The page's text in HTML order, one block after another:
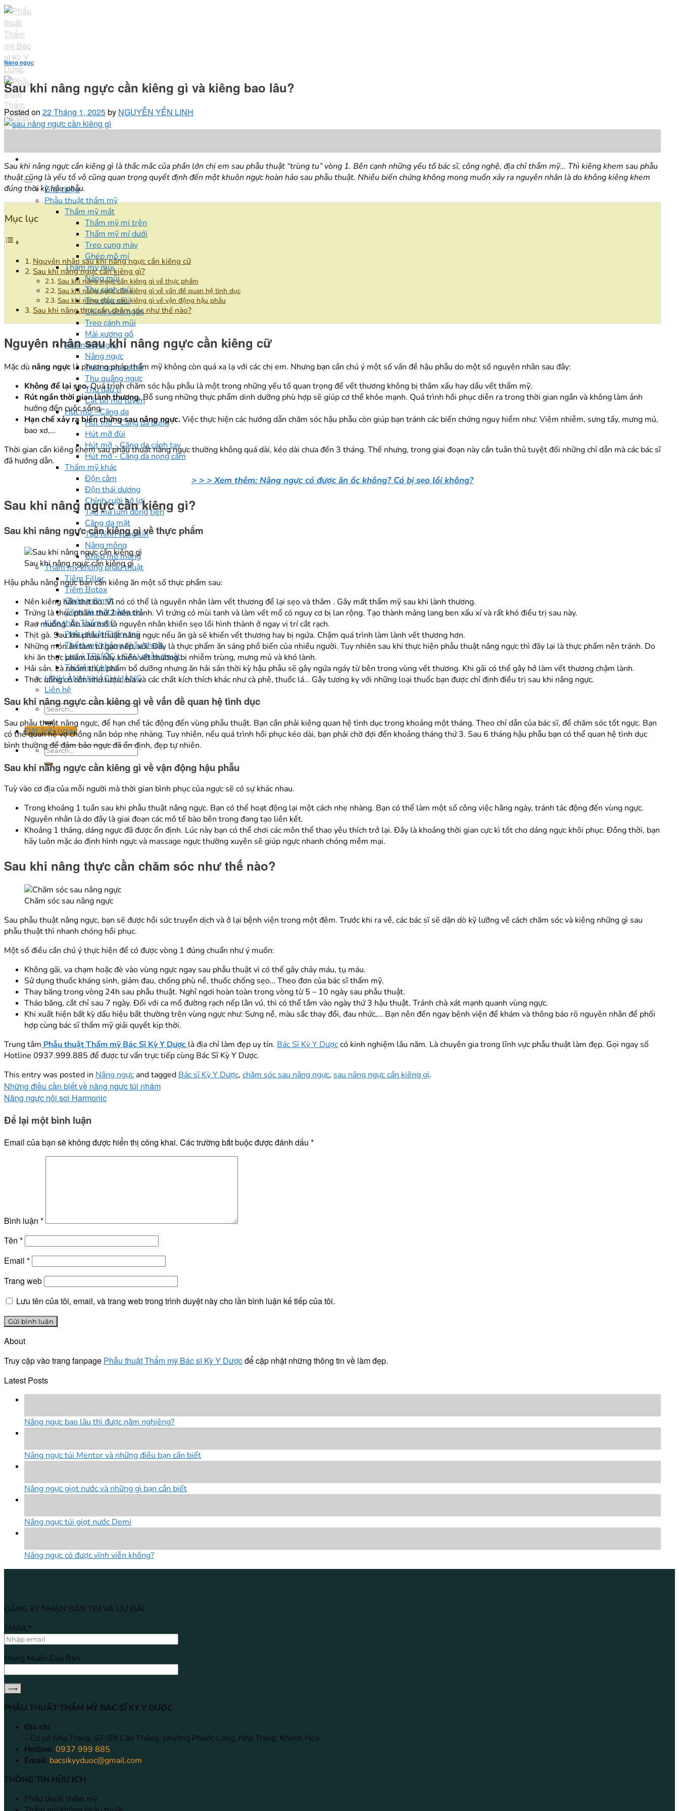
Skip
to
content
Giới thiệu
Phẫu thuật thẩm mỹ
Thẩm mỹ mắt
Thẩm mỹ mí trên
Thẩm mỹ mí dưới
Treo cung mày
Ghép mô mí
Thẩm mỹ mũi
Nâng mũi
Thu cánh mũi
Thu đầu mũi
Chỉnh vách ngăn
Treo cánh mũi
Mài xương gồ
Thẩm mỹ ngực
Nâng ngực
Treo ngực sa trễ
Thu quầng ngực
Thu đầu ti
Cắt bỏ mô tuyến
Hút mỡ - Căng da
Hút mỡ - Căng da bụng
Hút mỡ đùi
Hút mỡ - Căng da cánh tay
Hút mỡ - Căng da nọng cằm
Thẩm mỹ khác
Độn cằm
Độn thái dương
Chỉnh cười hở lợi
Tạo má lúm đồng tiền
Căng da mặt
Tạo hình vùng kín
Nâng mông
Ghép mỡ mông
Thẩm mỹ không phẫu thuật
Tiêm Filler
Tiêm Botox
Ghép mỡ mặt
Căng da mặt bằng chỉ
Kiến thức Thẩm mỹ
Phẫu thuật Thẩm mỹ
Thẩm mỹ không phẫu thuật
Lưu ý TRƯỚC - SAU phẫu thuật
Tài liệu Y khoa
HÌNH ẢNH KHÁCH HÀNG
Liên hệ
Đặt lịch ngay
Nâng ngực
Sau khi nâng ngực cần kiêng gì và kiêng bao lâu?
Posted on 22 Tháng 1, 2025by NGUYỄN YẾN LINH
Sau khi nâng ngực cần kiêng gì là thắc mắc của phần lớn chị em sau phẫu thuật “trùng tu” vòng 1. Bên cạnh những yếu tố bác sĩ, công nghệ, địa chỉ thẩm mỹ… Thì kiêng khem sau phẫu
thuật cũng là yếu tố vô cũng quan trọng quyết định đến một khuôn ngực hoàn hảo sau phẫu thuật. Nhiều biến chứng không mong muốn xảy ra nguyên nhân là do không kiêng khem
đúng thời kỳ hậu phẫu.
Mục lục
Nguyên nhân sau khi nâng ngực cần kiêng cữ
Sau khi nâng ngực cần kiêng gì?
Sau khi nâng ngực cần kiêng gì về thực phẩm
Sau khi nâng ngực cần kiêng gì về vấn đề quan hệ tình dục
Sau khi nâng ngực cần kiêng gì về vận động hậu phẫu
Sau khi nâng thực cần chăm sóc như thế nào?
Nguyên nhân sau khi nâng ngực cần kiêng cữ
Mặc dù nâng ngực là phương pháp thẩm mỹ không còn quá xa lạ với các chị em. Nhưng bạn cần chú ý một số vấn đề hậu phẫu do một số nguyên nhân sau đây:
Không để lại sẹo.Quá trình chăm sóc hậu phẫu là một trong những yếu tố quan trọng để vết thương không bị thâm xấu hay dấu vết thẩm mỹ.
Rút ngắn thời gian lành thương.Bổ sung những thực phẩm dinh dưỡng phù hợp sẽ giúp cơ thể khỏe mạnh. Quá trình hồi phục diễn ra trong thời gian ngắn và không làm ảnh
hưởng đến cuộc sống.
Hạn chế xảy ra biến chứng sau nâng ngực.Việc thực hiện các hướng dẫn chăm sóc hậu phẫu còn giúp bạn tránh các biến chứng nguy hiểm như: Viêm nhiễm, sưng tấy, mưng mủ,
bao xơ,…
Thời gian cần kiêng khem sau phẫu thuật nâng ngực thường không quá dài, kéo dài chưa đến 3 tháng. Thế nhưng, trong giai đoạn này cần tuân thủ tuyệt đối những chỉ dẫn mà các bác sĩ
đã hướng dẫn.
> > > Xem thêm: Nâng ngực có được ăn ốc không? Có bị sẹo lồi không?
Sau khi nâng ngực cần kiêng gì?
Sau khi nâng ngực cần kiêng gì về thực phẩm
Sau khi nâng ngực cần kiêng gì
Hậu phẫu nâng ngực bạn cần kiêng ăn một số thực phẩm sau:
Nên kiêng hẳn thịt bò. Vì nó có thể là nguyên nhân làm vết thương để lại sẹo và thâm . Gây mất thẩm mỹ sau khi lành thương.
Trứng là thực phẩm thứ 2 nên tránh. Vì trứng có mùi tanh và làm vết mổ có nguy cơ bị lan rộng. Tạo thành mảng lang ben xấu xí và rất khó điều trị sau này.
Rau muống. Ăn sau mổ là nguyên nhân khiến sẹo lồi hình thành ở ngay vị trí cắt rạch.
Thịt gà. Sau khi phẫu thuật nâng ngực nếu ăn gà sẽ khiến vết thương hay bị ngứa. Chậm quá trình làm lành vết thương hơn.
Những món ăn làm từ gạo nếp, xôi. Đây là thực phẩm ăn sáng phổ biến của nhiều người. Tuy nhiên sau khi thực hiện phẫu thuật nâng ngực thì đây lại là thực phẩm nên tránh. Do
khi ăn thực phẩm loại này khiến vết thương bị nhiễm trùng, mưng mủ và khó lành.
Hải sản. Là nhóm thực phẩm bổ dưỡng nhưng ăn hải sản thời kỳ hậu phẫu sẽ gây ngứa ngáy từ bên trong vùng vết thương. Khi gãi có thể gây hở làm vết thương chậm lành.
Thức uống có cồn như rượu, bia và các chất kích thích khác như cà phê, thuốc lá… Gây tương kỵ với những loại thuốc bạn được chỉ định điều trị sau khi nâng ngực.
Sau khi nâng ngực cần kiêng gì về vấn đề quan hệ tình dục
Sau phẫu thuật nâng ngực, để hạn chế tác động đến vùng phẫu thuật. Bạn cần phải kiêng quan hệ tình dục trong khoảng một tháng. Theo chỉ dẫn của bác sĩ, để chăm sóc tốt ngực. Bạn
có thể quan hệ vợ chồng nắn bóp nhẹ nhàng. Tuy nhiên, nếu quá trình hồi phục kéo dài, bạn phải chờ đợi đến khoảng tháng thứ 3. Sau 6 tháng hậu phẫu bạn có thể quan hệ tình dục
bình thường để đảm bảo ngực đã ổn định, đẹp tự nhiên.
Sau khi nâng ngực cần kiêng gì về vận động hậu phẫu
Tuỳ vào cơ địa của mỗi người mà thời gian bình phục của ngực sẽ có sự khác nhau.
Trong khoảng 1 tuần sau khi phẫu thuật nâng ngực. Bạn có thể hoạt động lại một cách nhẹ nhàng. Bạn có thể làm một số công việc hằng ngày, tránh tác động đến vùng ngực.
Nguyên nhân là do đây là giai đoạn các mô tế bào bên trong đang tạo liên kết.
Khoảng 1 tháng, dáng ngực đã được ổn định. Lúc này bạn có thể chơi các môn thể thao yêu thích trở lại. Đây là khoảng thời gian cực kì tốt cho dáng ngực khôi phục. Đồng thời, bạn
hãy luôn mặc áo định hình ngực và massage ngực thường xuyên sẽ giúp ngực nhanh chóng mềm mại.
Sau khi nâng thực cần chăm sóc như thế nào?
Chăm sóc sau nâng ngực
Sau phẫu thuật nâng ngực, bạn sẽ được hồi sức truyền dịch và ở lại bệnh viện trong một đêm. Trước khi ra về, các bác sĩ sẽ dặn dò kỹ lưỡng về cách chăm sóc và kiêng những gì sau
phẫu thuật thì nhanh chóng hồi phục.
Một số điều cần chú ý thực hiện để có được vòng 1 đúng chuẩn như ý muốn:
Không gãi, va chạm hoặc đè vào vùng ngực ngay sau phẫu thuật vì có thể gây chảy máu, tụ máu.
Sử dụng thuốc kháng sinh, giảm đau, chống phù nề, thuốc chống sẹo… Theo đơn của bác sĩ thẩm mỹ.
Thay băng trong vòng 24h sau phẫu thuật. Nghỉ ngơi hoàn toàn trong vòng từ 5 – 10 ngày sau phẫu thuật.
Tháo băng, cắt chỉ sau 7 ngày. Đối với ca mổ đường rạch nếp lằn vú, thì có thể tắm vào ngày thứ 3 hậu thuật. Tránh chà xát mạnh quanh vùng ngực.
Khi xuất hiện bất kỳ dấu hiệu bất thường trên vùng ngực như: Sưng nề, màu sắc thay đổi, đau nhức,… Bạn nên đến ngay bệnh viện để khám và thông báo rõ nguyên nhân để phối
hợp cùng bác sĩ thẩm mỹ giải quyết kịp thời.
Trung tâm Phẫu thuật Thẩm mỹ Bác Sĩ Kỳ Y Dược là địa chỉ làm đẹp uy tín. Bác Sĩ Kỳ Y Dượccó kinh nghiệm lâu năm. Là chuyên gia trong lĩnh vực phẫu thuật làm đẹp. Gọi ngay số
Hotline 0937.999.885 để được tư vấn trực tiếp cùng Bác Sĩ Kỳ Y Dược.
This entry was posted in Nâng ngựcand tagged Bác sĩ Kỳ Y Dược, chăm sóc sau nâng ngực, sau nâng ngực cần kiêng gì.
Những điều cần biết về nâng ngực túi nhám
Nâng ngực nội soi Harmonic
Để lại một bình luận
Email của bạn sẽ không được hiển thị công khai. Các trường bắt buộc được đánh dấu *
Bình luận *
Tên *
Email *
Trang web
Lưu tên của tôi, email, và trang web trong trình duyệt này cho lần bình luận kế tiếp của tôi.
About
Truy cập vào trang fanpage Phẫu thuật Thẩm mỹ Bác sĩ Kỳ Y Dượcđể cập nhật những thông tin về làm đẹp.
Latest Posts
Nâng ngực bao lâu thì được nằm nghiêng?
Nâng ngực túi Mentor và những điều bạn cần biết
Nâng ngực giọt nước và những gì bạn cần biết
Nâng ngực túi giọt nước Demi
Nâng ngực có được vĩnh viễn không?
ĐĂNG KÝ NHẬN BẢN TIN VÀ ƯU ĐÃI
EMAIL*
Mong Muốn Của Bạn
PHẪU THUẬT THẨM MỸ BÁC SĨ KỲ Y DƯỢC
Địa chỉ:
- Cơ sở Nha Trang: 57-59 Cao Thắng, phường Phước Long, Nha Trang, Khánh Hoà
Hotline: 0937 999 885
Email: bacsikyyduoc@gmail.com
THÔNG TIN HŨU ÍCH
Phẫu thuật thẩm mỹ